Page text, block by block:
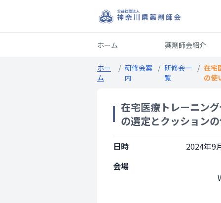
ホーム 薬剤師会紹介
ホー
ム
/ 研修会案
内
/ 研修会一
覧
/ 在宅
の使
在宅医療トレーニン
の選定とクッション
日時
2024年9
会場